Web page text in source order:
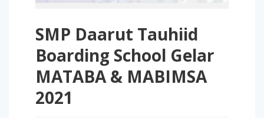
SMP Daarut Tauhiid
Boarding School Gelar
MATABA & MABIMSA
2021